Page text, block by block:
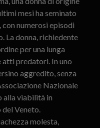
mesi ha seminato
numerosi episodi
La donna, richiedente
per una lunga
predatori. In uno
aggredito, senza
Nazionale
alla viabilità in
Veneto.
molesta,